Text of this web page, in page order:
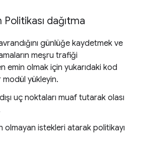
dağıtma
günlüğe kaydetmek ve
meşru trafiği
emin olmak için yukarıdaki kod
yükleyin.
uç noktaları muaf tutarak olası
olmayan istekleri atarak politikayı